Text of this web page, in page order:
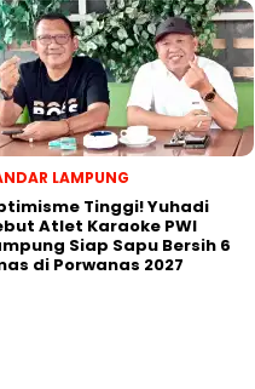
LAMPUNG
Tinggi! Yuhadi
Atlet Karaoke PWI
Siap Sapu Bersih 6
di Porwanas 2027